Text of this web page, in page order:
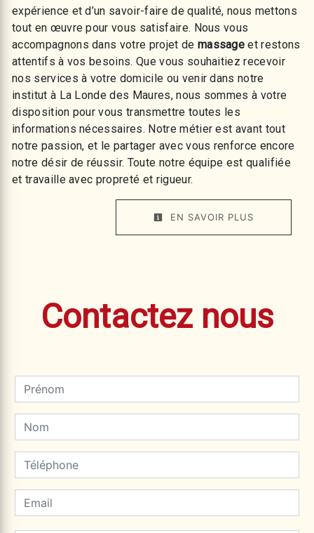
expérience et d’un savoir-faire de qualité, nous mettons
tout en œuvre pour vous satisfaire. Nous vous
accompagnons dans votre projet de massage et restons
attentifs à vos besoins. Que vous souhaitiez recevoir
nos services à votre domicile ou venir dans notre
institut à La Londe des Maures, nous sommes à votre
disposition pour vous transmettre toutes les
informations nécessaires. Notre métier est avant tout
notre passion, et le partager avec vous renforce encore
notre désir de réussir. Toute notre équipe est qualifiée
et travaille avec propreté et rigueur.
EN SAVOIR PLUS
Contactez nous